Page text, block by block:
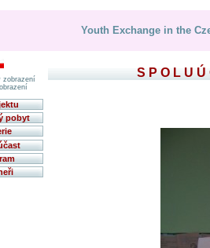
Youth Exchange in the
zobrazení
pobyt